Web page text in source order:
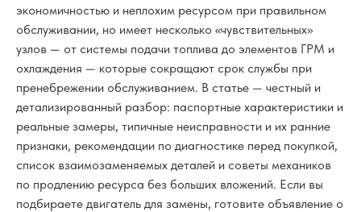
экономичностью и неплохим ресурсом при правильном
обслуживании, но имеет несколько «чувствительных»
узлов — от системы подачи топлива до элементов ГРМ и
охлаждения — которые сокращают срок службы при
пренебрежении обслуживанием. В статье — честный и
детализированный разбор: паспортные характеристики и
реальные замеры, типичные неисправности и их ранние
признаки, рекомендации по диагностике перед покупкой,
список взаимозаменяемых деталей и советы механиков
по продлению ресурса без больших вложений. Если вы
подбираете двигатель для замены, готовите объявление о